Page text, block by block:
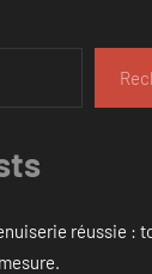
réussie :